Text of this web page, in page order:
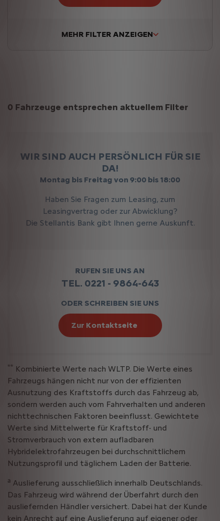
MEHR FILTER ANZEIGEN
Suchergebnisse
0 Fahrzeuge entsprechen aktuellem Filter
WIR SIND AUCH PERSÖNLICH FÜR SIE
DA!
Montag bis Freitag von 9:00 bis 18:00
Haben Sie Fragen zum Leasing, zum
Leasingvertrag oder zur Abwicklung?
Die Stellantis Bank gibt Ihnen gerne Auskunft.
RUFEN SIE UNS AN
TEL. 0221 - 9864-643
ODER SCHREIBEN SIE UNS
Zur Kontaktseite
** Kombinierte Werte nach WLTP. Die Werte eines
Fahrzeugs hängen nicht nur von der effizienten
Ausnutzung des Kraftstoffs durch das Fahrzeug ab,
sondern werden auch vom Fahrverhalten und anderen
nichttechnischen Faktoren beeinflusst. Gewichtete
Werte sind Mittelwerte für Kraftstoff- und
Stromverbrauch von extern aufladbaren
Hybridelektrofahrzeugen bei durchschnittlichem
Nutzungsprofil und täglichem Laden der Batterie.
a Auslieferung ausschließlich innerhalb Deutschlands.
Das Fahrzeug wird während der Überfahrt durch den
ausliefernden Händler versichert. Dabei hat der Kunde
kein Anrecht auf eine Auslieferung auf eigener oder